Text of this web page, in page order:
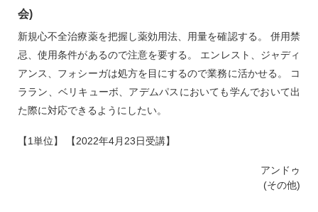
会)
新規心不全治療薬を把握し薬効用法、用量を確認する。 併用禁
忌、使用条件があるので注意を要する。 エンレスト、ジャディ
アンス、フォシーガは処方を目にするので業務に活かせる。 コ
ララン、ベリキューボ、アデムパスにおいても学んでおいて出
た際に対応できるようにしたい。
【1単位】 【2022年4月23日受講】
アンドゥ
(その他)